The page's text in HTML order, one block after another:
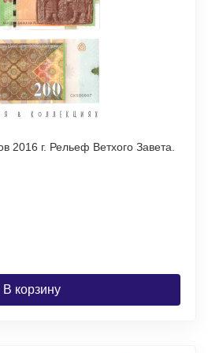
2016 г. Рельеф Ветхого Завета.
В корзину